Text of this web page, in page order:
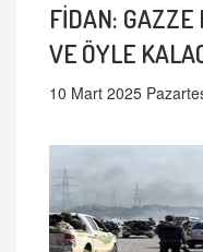
FİDAN: GAZZE
VE ÖYLE
10 Mart 2025